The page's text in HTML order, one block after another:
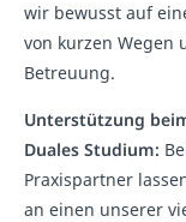
wir bewusst auf
von kurzen Wegen
Betreuung.
Unterstützung
Duales Studium:
Praxispartner
an einen unserer